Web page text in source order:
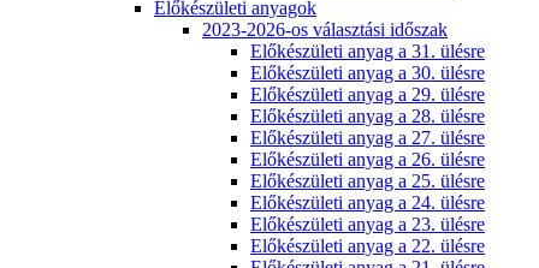
Előkészületi anyagok
2023-2026-os választási időszak
Előkészületi anyag a 31. ülésre
Előkészületi anyag a 30. ülésre
Előkészületi anyag a 29. ülésre
Előkészületi anyag a 28. ülésre
Előkészületi anyag a 27. ülésre
Előkészületi anyag a 26. ülésre
Előkészületi anyag a 25. ülésre
Előkészületi anyag a 24. ülésre
Előkészületi anyag a 23. ülésre
Előkészületi anyag a 22. ülésre